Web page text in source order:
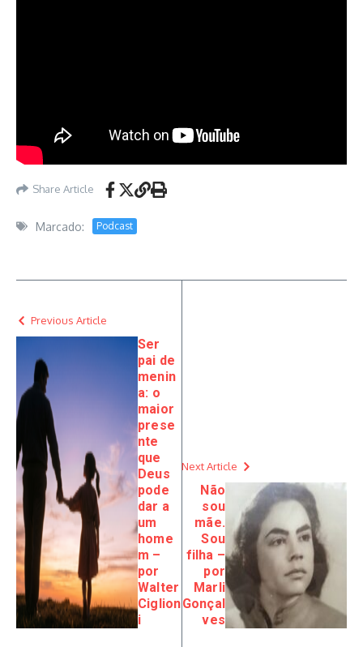
Share Article
Marcado: Podcast
Previous Article
Ser
pai de
menin
a: o
maior
prese
nte
que
Deus
pode
dar a
um
home
m –
por
Walter
Ciglion
i
Next Article
Não
sou
mãe.
Sou
filha –
por
Marli
Gonçal
ves